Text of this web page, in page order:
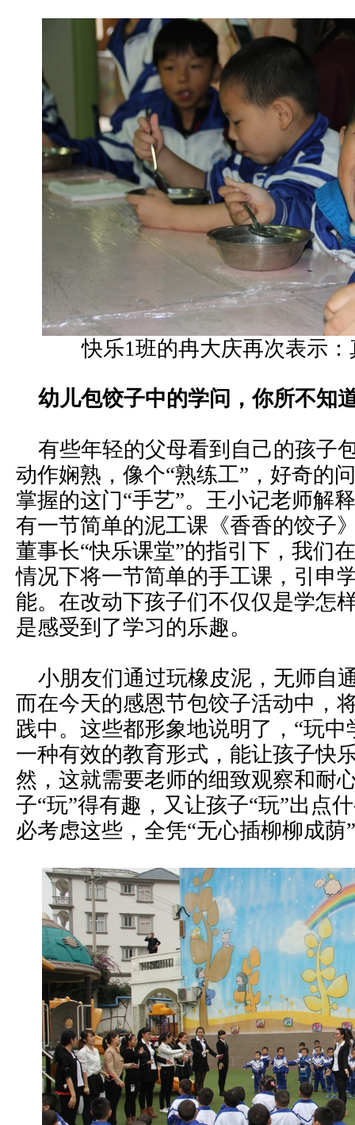
快乐1班的冉大庆再次表示
幼儿包饺子中的学问，你所不知
有些年轻的父母看到自己的孩子
动作娴熟，像个“熟练工”，好奇的
掌握的这门“手艺”。王小记老师解
有一节简单的泥工课《香香的饺子
董事长“快乐课堂”的指引下，我们
情况下将一节简单的手工课，引申
能。在改动下孩子们不仅仅是学怎
是感受到了学习的乐趣。
小朋友们通过玩橡皮泥，无师自
而在今天的感恩节包饺子活动中，
践中。这些都形象地说明了，“玩中
一种有效的教育形式，能让孩子快
然，这就需要老师的细致观察和耐
子“玩”得有趣，又让孩子“玩”出
必考虑这些，全凭“无心插柳柳成荫